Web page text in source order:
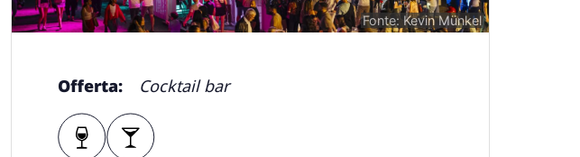
Fonte: Kevin Münkel
Offerta: Cocktail bar